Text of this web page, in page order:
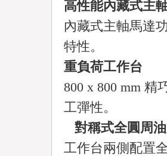
高性能內藏式主
內藏式主軸馬達
特性。
重負荷工作台
800 x 800 mm 精
工彈性。
對稱式全圓周
工作台兩側配置